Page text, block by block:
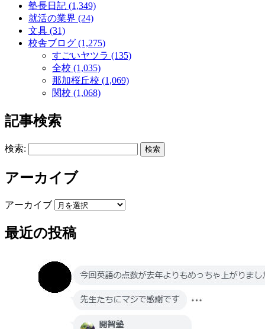
塾長日記 (1,349)
就活の業界 (24)
文具 (31)
校舎ブログ (1,275)
すごいヤツラ (135)
全校 (1,035)
那加桜丘校 (1,069)
関校 (1,068)
記事検索
検索:
アーカイブ
アーカイブ
最近の投稿